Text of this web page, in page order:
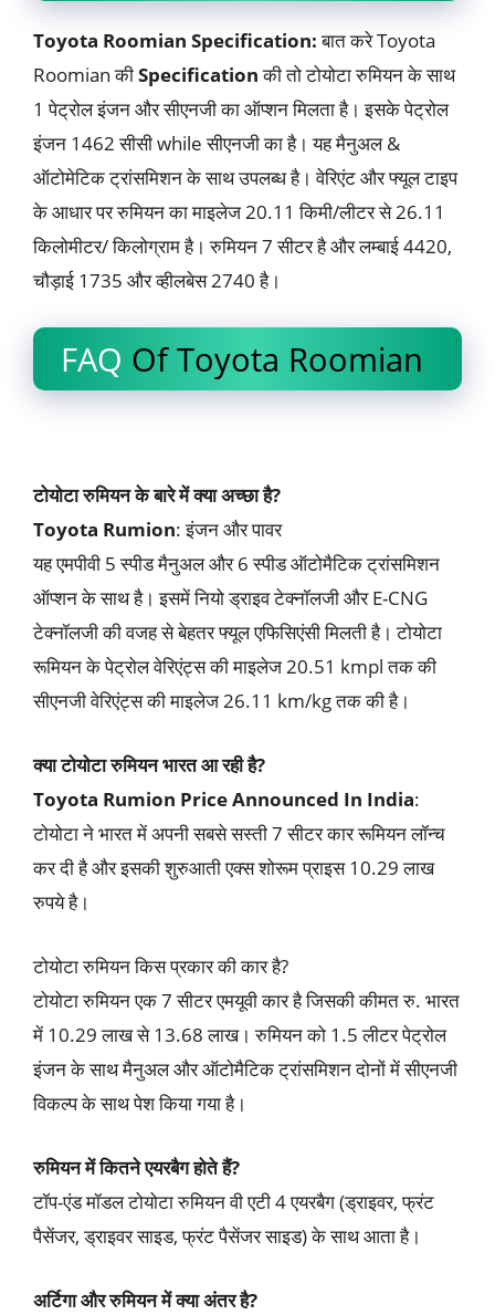
Toyota Roomian Specification:बात करे Toyota
Roomian कीSpecificationकी तो टोयोटा रुमियन के साथ
1 पेट्रोल इंजन और सीएनजी का ऑप्शन मिलता है। इसके पेट्रोल
इंजन 1462 सीसी while सीएनजी का है। यह मैनुअल &
ऑटोमेटिक ट्रांसमिशन के साथ उपलब्ध है। वेरिएंट और फ्यूल टाइप
के आधार पर रुमियन का माइलेज 20.11 किमी/लीटर से 26.11
किलोमीटर/ किलोग्राम है। रुमियन 7 सीटर है और लम्बाई 4420,
चौड़ाई 1735 और व्हीलबेस 2740 है।
FAQ Of Toyota Roomian
टोयोटा रुमियन के बारे में क्या अच्छा है?
Toyota Rumion: इंजन और पावर
यह एमपीवी 5 स्पीड मैनुअल और 6 स्पीड ऑटोमैटिक ट्रांसमिशन
ऑप्शन के साथ है। इसमें नियो ड्राइव टेक्नॉलजी और E-CNG
टेक्नॉलजी की वजह से बेहतर फ्यूल एफिसिएंसी मिलती है। टोयोटा
रूमियन के पेट्रोल वेरिएंट्स की माइलेज 20.51 kmpl तक की
सीएनजी वेरिएंट्स की माइलेज 26.11 km/kg तक की है।
क्या टोयोटा रुमियन भारत आ रही है?
Toyota Rumion Price Announced In India:
टोयोटा ने भारत में अपनी सबसे सस्ती 7 सीटर कार रूमियन लॉन्च
कर दी है और इसकी शुरुआती एक्स शोरूम प्राइस 10.29 लाख
रुपये है।
टोयोटा रुमियन किस प्रकार की कार है?
टोयोटा रुमियन एक 7 सीटर एमयूवी कार है जिसकी कीमत रु. भारत
में 10.29 लाख से 13.68 लाख। रुमियन को 1.5 लीटर पेट्रोल
इंजन के साथ मैनुअल और ऑटोमैटिक ट्रांसमिशन दोनों में सीएनजी
विकल्प के साथ पेश किया गया है।
रुमियन में कितने एयरबैग होते हैं?
टॉप-एंड मॉडल टोयोटा रुमियन वी एटी 4 एयरबैग (ड्राइवर, फ्रंट
पैसेंजर, ड्राइवर साइड, फ्रंट पैसेंजर साइड) के साथ आता है।
अर्टिगा और रुमियन में क्या अंतर है?